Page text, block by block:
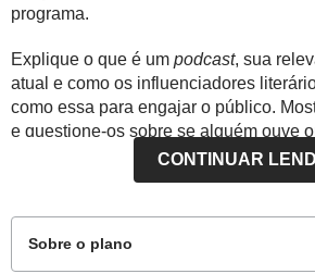
programa.
Explique o que é um podcast, sua
atual e como os influenciadores
como essa para engajar o público.
e questione-os sobre se alguém ouve
- “Vocês já influenciam seus
seria fazer isso para um público
CONTINUAR
Sobre o plano